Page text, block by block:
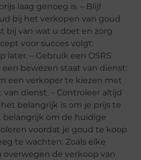
laag genoeg is. – Blijf
bij het verkopen van goud
bij van wat u doet en zorg
voor succes volgt:
later. – Gebruik een OSRS
bewezen staat van dienst:
een verkoper te kiezen met
dienst. – Controleer altijd
belangrijk is om je prijs te
belangrijk om de huidige
voordat je goud te koop
te wachten: Zoals elke
de verkoop van